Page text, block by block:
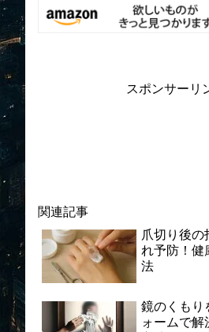
スポンサーリ
関連記事
爪切り後の
れ予防！健
法
鏡のくもり
ォームで解